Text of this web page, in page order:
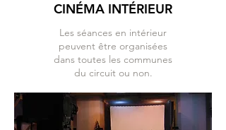
CINÉMA INTÉRIEUR
Les séances en intérieur
peuvent être organisées
dans toutes les communes
du circuit ou non.